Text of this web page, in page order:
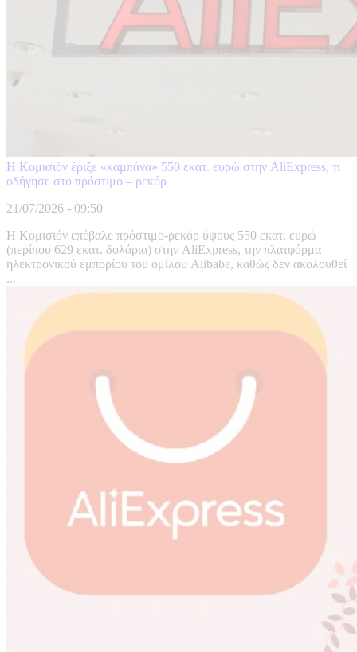
Η Κομισιόν έριξε «καμπάνα» 550 εκατ. ευρώ στην AliExpress, τι
οδήγησε στο πρόστιμο – ρεκόρ
21/07/2026 - 09:50
Η Κομισιόν επέβαλε πρόστιμο-ρεκόρ ύψους 550 εκατ. ευρώ
(περίπου 629 εκατ. δολάρια) στην AliExpress, την πλατφόρμα
ηλεκτρονικού εμπορίου του ομίλου Alibaba, καθώς δεν ακολουθεί
...